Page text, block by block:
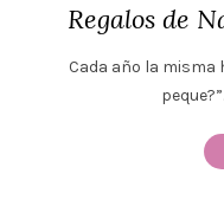
Regalos de
Cada año la misma